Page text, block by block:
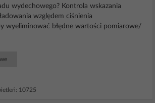
wydechowego? Kontrola wskazania
względem ciśnienia
wyeliminować błędne wartości pomiarowe/
10725